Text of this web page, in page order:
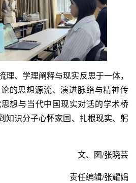
理、学理阐释与现实反思于一体，
的思想源流、演进脉络与精神传
想与当代中国现实对话的学术桥
知识分子心怀家国、扎根现实、躬
文、图/张晓芸
责任编辑/张耀娟